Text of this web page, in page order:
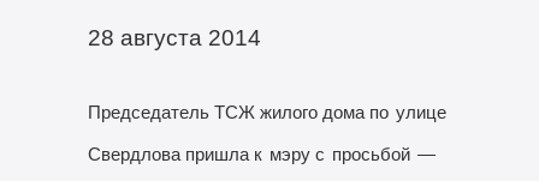
28 августа 2014
Председатель ТСЖ жилого дома по улице
Свердлова пришла к мэру с просьбой —